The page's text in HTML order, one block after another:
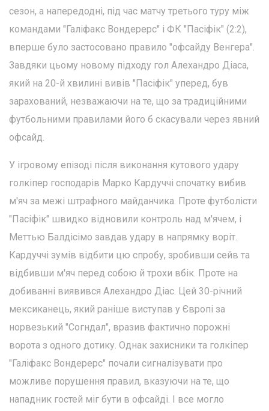
сезон, а напередодні, під час матчу третього туру між
командами "Галіфакс Вондерерс" і ФК "Пасіфік" (2:2),
вперше було застосовано правило "офсайду Венгера".
Завдяки цьому новому підходу гол Алехандро Діаса,
який на 20-й хвилині вивів "Пасіфік" уперед, був
зарахований, незважаючи на те, що за традиційними
футбольними правилами його б скасували через явний
офсайд.
У ігровому епізоді після виконання кутового удару
голкіпер господарів Марко Кардуччі спочатку вибив
м'яч за межі штрафного майданчика. Проте футболісти
"Пасіфік" швидко відновили контроль над м'ячем, і
Меттью Балдісімо завдав удару в напрямку воріт.
Кардуччі зумів відбити цю спробу, зробивши сейв та
відбивши м'яч перед собою й трохи вбік. Проте на
добиванні виявився Алехандро Діас. Цей 30-річний
мексиканець, який раніше виступав у Європі за
норвезький "Согндал", вразив фактично порожні
ворота з одного дотику. Однак захисники та голкіпер
"Галіфакс Вондерерс" почали сигналізувати про
можливе порушення правил, вказуючи на те, що
нападник гостей міг бути в офсайді. І все могло